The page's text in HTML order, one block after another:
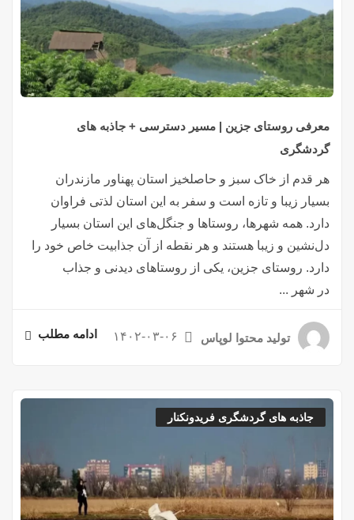
معرفی روستای جزین | مسیر دسترسی + جاذبه های
گردشگری
هر قدم از خاک سبز و حاصلخیز استان پهناور مازندران
بسیار زیبا و تازه است و سفر به این استان لذتی فراوان
دارد. همه شهرها، روستاها و جنگل‌های این استان بسیار
دل‌نشین و زیبا هستند و هر نقطه از آن جذابیت خاص خود را
دارد. روستای جزین، یکی از روستاهای دیدنی و جذاب
در شهر ...
تولید محتوا لوپاس ۱۴۰۲-۰۳-۰۶ ادامه مطلب
جاذبه های گردشگری فریدونکنار